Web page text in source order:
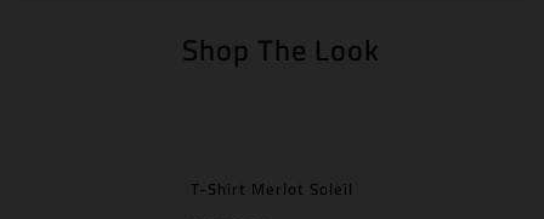
Shop The Look
T-Shirt Merlot Soleil